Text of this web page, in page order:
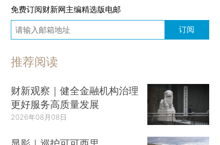
免费订阅财新网主编精选版电邮
订阅
推荐阅读
财新观察｜健全金融机构治理
更好服务高质量发展
2026年08月08日